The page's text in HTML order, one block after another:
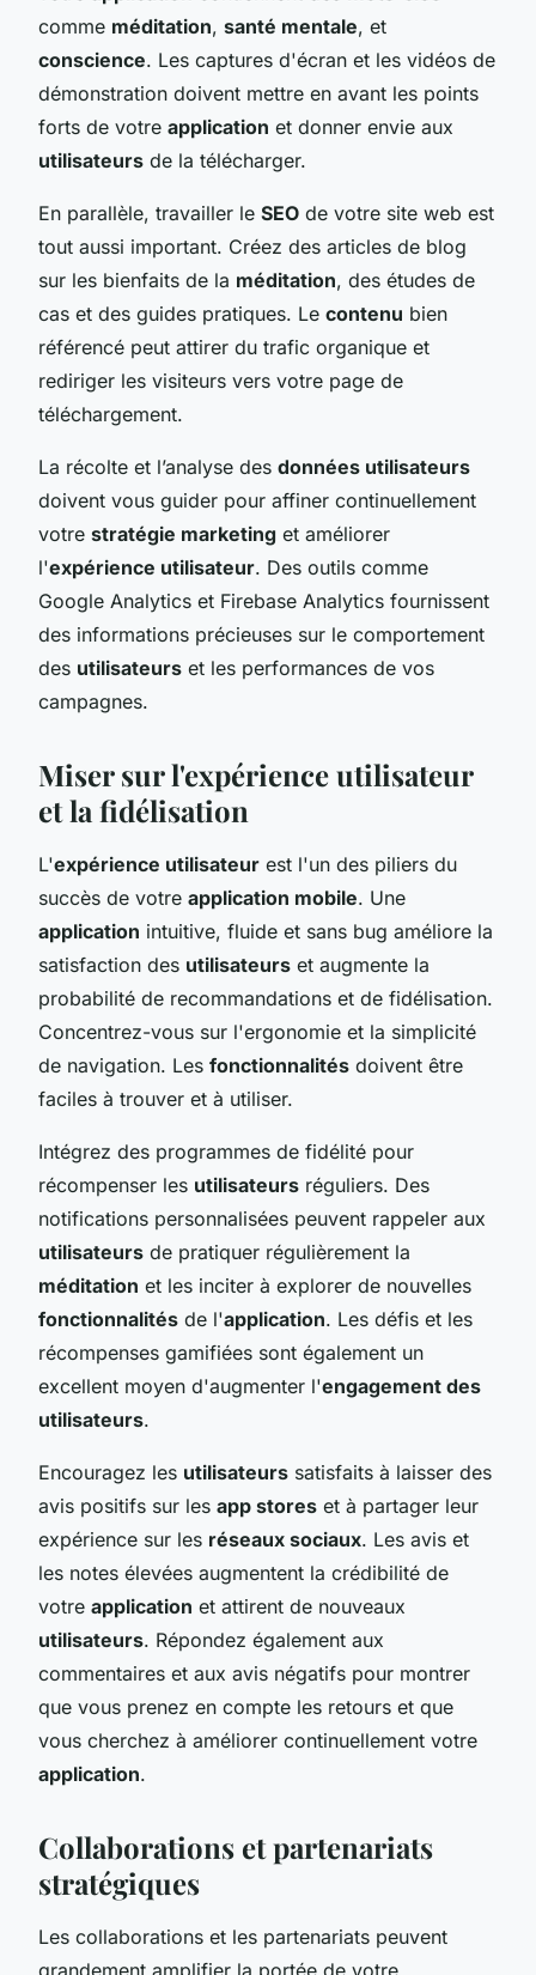
comme méditation, santé mentale, et
conscience. Les captures d'écran et les vidéos de
démonstration doivent mettre en avant les points
forts de votre application et donner envie aux
utilisateurs de la télécharger.
En parallèle, travailler le SEO de votre site web est
tout aussi important. Créez des articles de blog
sur les bienfaits de la méditation, des études de
cas et des guides pratiques. Le contenu bien
référencé peut attirer du trafic organique et
rediriger les visiteurs vers votre page de
téléchargement.
La récolte et l’analyse des données utilisateurs
doivent vous guider pour affiner continuellement
votre stratégie marketing et améliorer
l'expérience utilisateur. Des outils comme
Google Analytics et Firebase Analytics fournissent
des informations précieuses sur le comportement
des utilisateurs et les performances de vos
campagnes.
Miser sur l'expérience utilisateur
et la fidélisation
L'expérience utilisateur est l'un des piliers du
succès de votre application mobile. Une
application intuitive, fluide et sans bug améliore la
satisfaction des utilisateurs et augmente la
probabilité de recommandations et de fidélisation.
Concentrez-vous sur l'ergonomie et la simplicité
de navigation. Les fonctionnalités doivent être
faciles à trouver et à utiliser.
Intégrez des programmes de fidélité pour
récompenser les utilisateurs réguliers. Des
notifications personnalisées peuvent rappeler aux
utilisateurs de pratiquer régulièrement la
méditation et les inciter à explorer de nouvelles
fonctionnalités de l'application. Les défis et les
récompenses gamifiées sont également un
excellent moyen d'augmenter l'engagement des
utilisateurs.
Encouragez les utilisateurs satisfaits à laisser des
avis positifs sur les app stores et à partager leur
expérience sur les réseaux sociaux. Les avis et
les notes élevées augmentent la crédibilité de
votre application et attirent de nouveaux
utilisateurs. Répondez également aux
commentaires et aux avis négatifs pour montrer
que vous prenez en compte les retours et que
vous cherchez à améliorer continuellement votre
application.
Collaborations et partenariats
stratégiques
Les collaborations et les partenariats peuvent
grandement amplifier la portée de votre